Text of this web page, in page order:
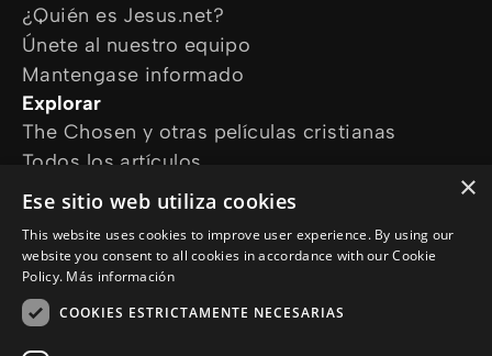
¿Quién es Jesus.net?
Únete al nuestro equipo
Mantengase informado
Explorar
The Chosen y otras películas cristianas
Todos los artículos
Cursos online
¿Cómo podemos ayudarte?
Devocional diario
Necesito oración
×
Ese sitio web utiliza cookies
This website uses cookies to improve user experience. By using our
website you consent to all cookies in accordance with our Cookie
Policy. Más información
COOKIES ESTRICTAMENTE NECESARIAS